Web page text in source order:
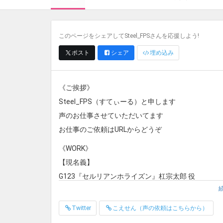
このページをシェアしてSteel_FPSさんを応援しよう!
ポスト シェア 埋め込み
《ご挨拶》
Steel_FPS（すてぃーる）と申します
声のお仕事させていただいてます
お仕事のご依頼はURLからどうぞ
《WORK》
【現名義】
G123『セルリアンホライズン』杠宗太郎 役
Nintendo Switch『シャドーコリドー 影の回廊』
ホラーゲーム『Shadow Corridor』……K 役
企業様 TV番組 ナレーション
Twitter こえせん（声の依頼はこちらから）